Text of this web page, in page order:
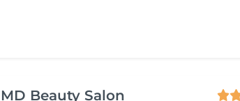
MD Beauty Salon